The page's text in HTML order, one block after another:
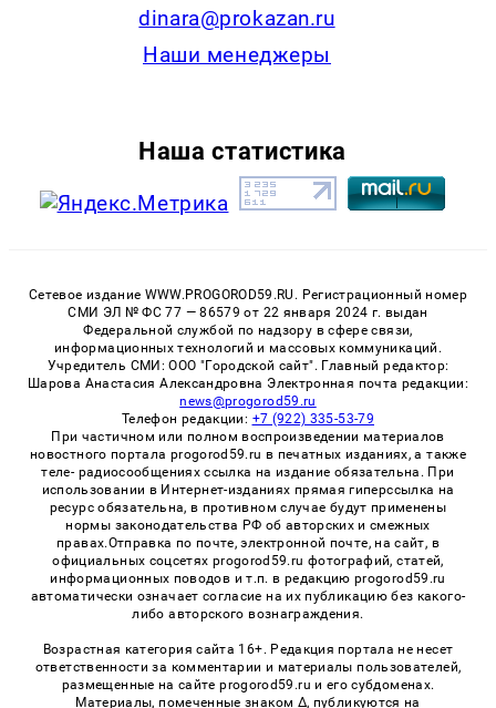
dinara@prokazan.ru
Наши менеджеры
Наша статистика
Сетевое издание WWW.PROGOROD59.RU. Регистрационный номер
СМИ ЭЛ № ФС 77 — 86579 от 22 января 2024 г. выдан
Федеральной службой по надзору в сфере связи,
информационных технологий и массовых коммуникаций.
Учредитель СМИ: ООО "Городской сайт". Главный редактор:
Шарова Анастасия Александровна Электронная почта редакции:
news@progorod59.ru
Телефон редакции: +7 (922) 335-53-79
При частичном или полном воспроизведении материалов
новостного портала progorod59.ru в печатных изданиях, а также
теле- радиосообщениях ссылка на издание обязательна. При
использовании в Интернет-изданиях прямая гиперссылка на
ресурс обязательна, в противном случае будут применены
нормы законодательства РФ об авторских и смежных
правах.Отправка по почте, электронной почте, на сайт, в
официальных соцсетях progorod59.ru фотографий, статей,
информационных поводов и т.п. в редакцию progorod59.ru
автоматически означает согласие на их публикацию без какого-
либо авторского вознаграждения.
Возрастная категория сайта 16+. Редакция портала не несет
ответственности за комментарии и материалы пользователей,
размещенные на сайте progorod59.ru и его субдоменах.
Материалы, помеченные знаком Δ, публикуются на